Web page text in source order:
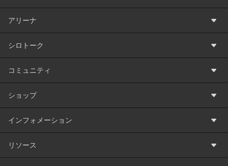
アリーナ
シロトーク
コミュニティ
ショップ
インフォメーション
リソース